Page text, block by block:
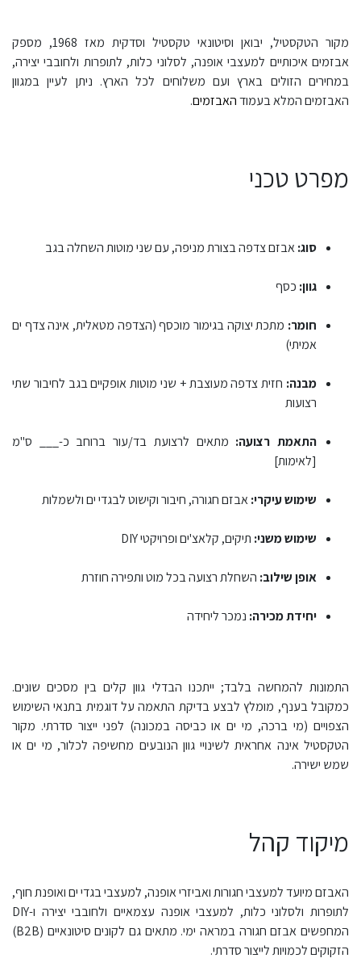
מקור הטקסטיל, יבואן וסיטונאי טקסטיל וסדקית מאז 1968, מספק
אבזמים איכותיים למעצבי אופנה, לסלוני כלות, לתופרות ולחובבי יצירה,
במחירים הזולים בארץ ועם משלוחים לכל הארץ. ניתן לעיין במגוון
האבזמים המלא בעמודהאבזמים.
מפרט טכני
סוג:אבזם צדפה בצורת מניפה, עם שני מוטות השחלה בגב
גוון: כסף
חומר: מתכת יצוקה בגימור מוכסף (הצדפה מטאלית, אינה צדף ים
אמיתי)
מבנה: חזית צדפה מעוצבת + שני מוטות אופקיים בגב לחיבור שתי
רצועות
התאמת רצועה: מתאים לרצועת בד/עור ברוחב כ-___ ס"מ
[לאימות]
שימוש עיקרי:אבזם חגורה, חיבור וקישוט לבגדי ים ולשמלות
שימוש משני: תיקים, קלאצ'ים ופרויקטי DIY
אופן שילוב: השחלת רצועה בכל מוט ותפירה חוזרת
יחידת מכירה: נמכר ליחידה
התמונות להמחשה בלבד; ייתכנו הבדלי גוון קלים בין מסכים שונים.
כמקובל בענף, מומלץ לבצע בדיקת התאמה על דוגמית בתנאי השימוש
הצפויים (מי ברכה, מי ים או כביסה במכונה) לפני ייצור סדרתי. מקור
הטקסטיל אינה אחראית לשינויי גוון הנובעים מחשיפה לכלור, מי ים או
שמש ישירה.
מיקוד קהל
האבזם מיועד למעצבי חגורות ואביזרי אופנה, למעצבי בגדי ים ואופנת חוף,
לתופרות ולסלוני כלות, למעצבי אופנה עצמאיים ולחובבי יצירה ו-DIY
המחפשים אבזם חגורה במראה ימי. מתאים גם לקונים סיטונאיים (B2B)
הזקוקים לכמויות לייצור סדרתי.